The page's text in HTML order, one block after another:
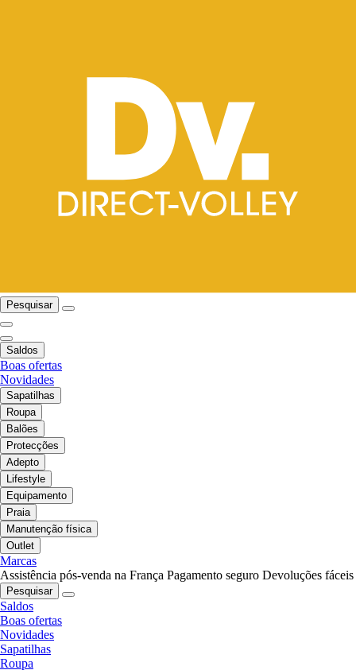
Pesquisar
Saldos
Boas ofertas
Novidades
Sapatilhas
Roupa
Balões
Protecções
Adepto
Lifestyle
Equipamento
Praia
Manutenção física
Outlet
Marcas
Assistência pós-venda na França Pagamento seguro Devoluções fáceis
Pesquisar
Saldos
Boas ofertas
Novidades
Sapatilhas
Roupa